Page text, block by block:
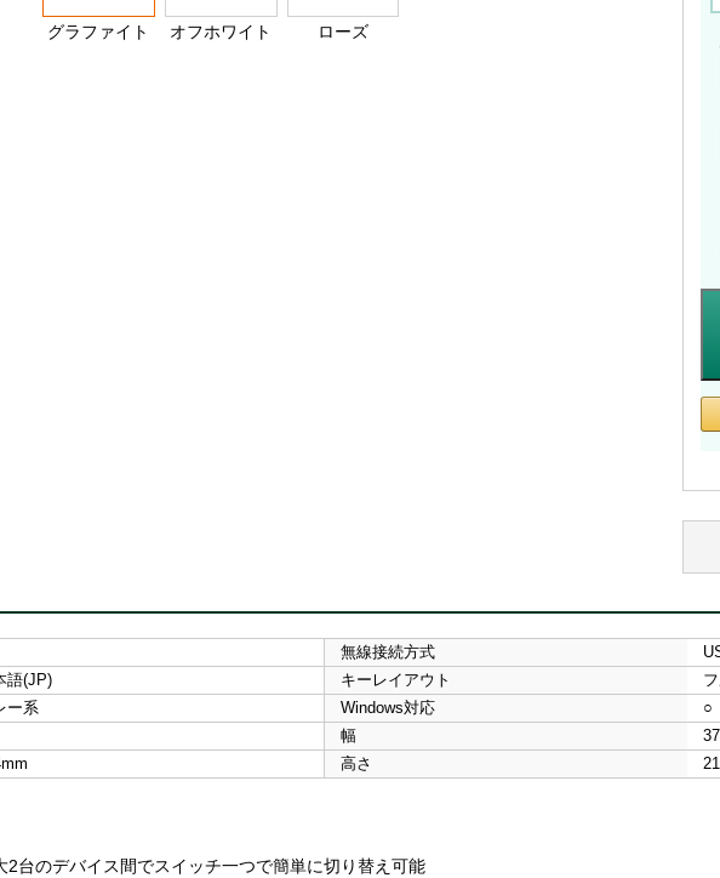
グラファイト オフホワイト ローズ
無線接続方式
語(JP) キーレイアウト
ー系 Windows対応
○
幅
高さ
台のデバイス間でスイッチ一つで簡単に切り替え可能